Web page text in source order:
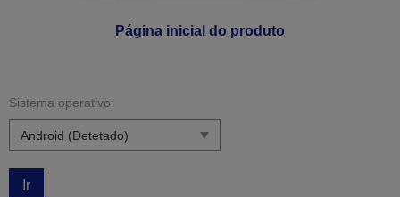
Página inicial do produto
Sistema operativo:
Ir